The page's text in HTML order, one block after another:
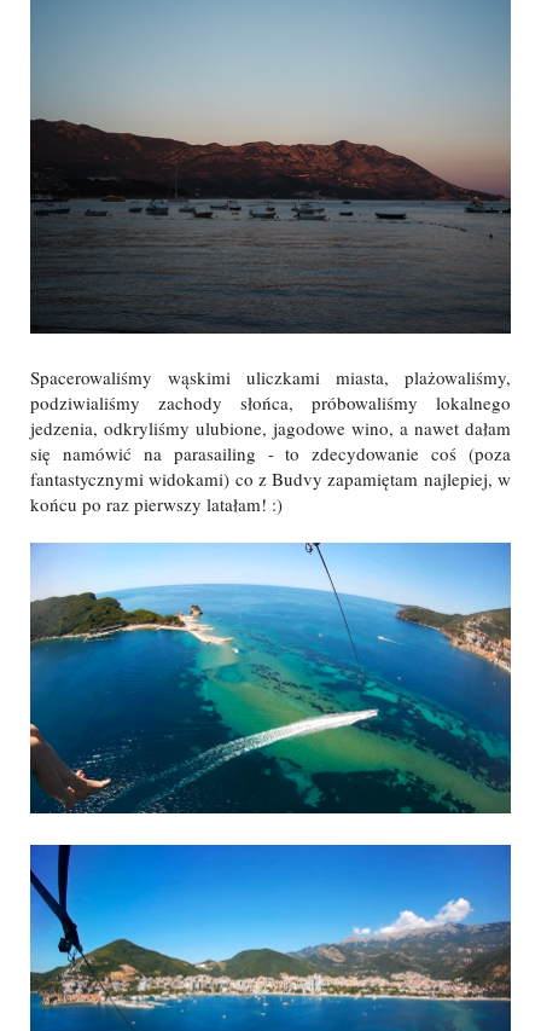
Spacerowaliśmy wąskimi uliczkami miasta, plażowaliśmy,
podziwialiśmy zachody słońca, próbowaliśmy lokalnego
jedzenia, odkryliśmy ulubione, jagodowe wino, a nawet dałam
się namówić na parasailing - to zdecydowanie coś (poza
fantastycznymi widokami) co z Budvy zapamiętam najlepiej, w
końcu po raz pierwszy latałam! :)